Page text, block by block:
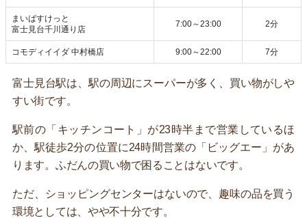
まいばすけっと
富士見台千川通り店
7:00～23:00 2分
コモディイイダ 中村橋店 9:00～22:00 7分
富士見台駅は、駅の周辺にスーパーが多く、買い物がしや
すい街です。
駅前の「キッチンコート」が23時半まで営業しているほ
か、駅徒歩2分の位置に24時間営業の「ビッグエー」があ
ります。ふだんの買い物で困ることはないです。
ただ、ショッピングセンターはないので、趣味の品を買う
環境としては、やや不十分です。